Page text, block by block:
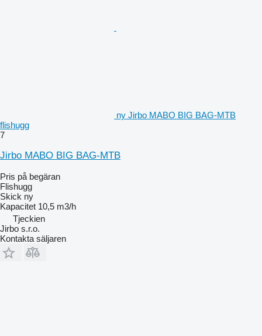
ny Jirbo MABO BIG BAG-MTB
flishugg
7
Jirbo MABO BIG BAG-MTB
Pris på begäran
Flishugg
Skick ny
Kapacitet 10,5 m3/h
Tjeckien
Jirbo s.r.o.
Kontakta säljaren